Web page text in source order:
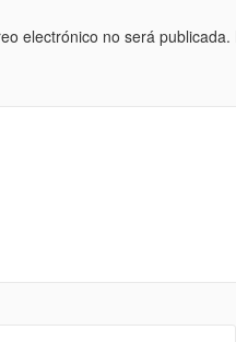
electrónico no será publicada.